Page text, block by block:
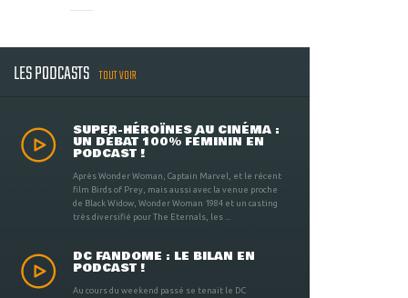
LES PODCASTS TOUT VOIR
SUPER-HÉROÏNES AU CINÉMA :
UN DÉBAT 100% FÉMININ EN
PODCAST !
Après Wonder Woman, Captain Marvel, et le récent
film Birds of Prey, mais aussi avec la venue proche
de Black Widow, Wonder Woman 1984 et un casting
très diversifié pour The Eternals, les ...
DC FANDOME : LE BILAN EN
PODCAST !
Au cours du weekend passé se tenait le DC